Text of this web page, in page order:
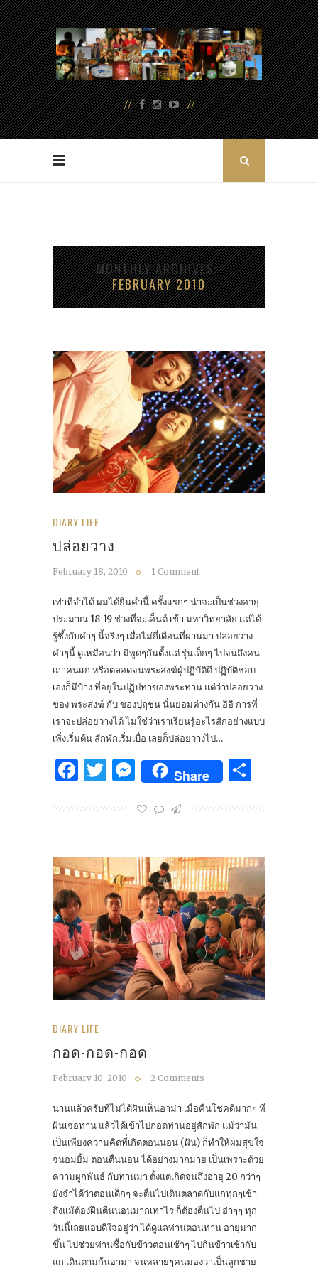
MONTHLY ARCHIVES
FEBRUARY 2010
DIARY LIFE
ปล่อยวาง
February 18, 2010 1 Comment
เท่าที่จำได้ ผมได้ยินคำนี้ ครั้งแรกๆ น่าจะเป็นช่วงอายุ
ประมาณ 18-19 ช่วงที่จะเอ็นต์ เข้า มหาวิทยาลัย แต่ได้
รู้ซึ้งกับคำๆ นี้จริงๆ เมื่อไม่กี่เดือนที่ผ่านมา ปล่อยวาง
คำๆนี้ ดูเหมือนว่า มีพูดๆกันตั้งแต่ รุ่นเด็กๆ ไปจนถึงคน
เถ่าคนแก่ หรือตลอดจนพระสงฆ์ผู้ปฏิบัติดี ปฏิบัติชอบ
เองก็มีบ้าง ที่อยู่ในปฏิปทาของพระท่าน แต่ว่าปล่อยวาง
ของ พระสงฆ์ กับ ของปุถุชน นั่นย่อมต่างกัน อิอิ การที่
เราจะปล่อยวางได้ ไม่ใช่ว่าเราเรียนรู้อะไรสักอย่างแบบ
เพิ่งเริ่มต้น สักพักเริ่มเบื่อ เลยก็ปล่อยวางไป…
Facebook
Twitter
Messenger
Share
DIARY LIFE
กอด-กอด-กอด
February 10, 2010 2 Comments
นานแล้วครับที่ไม่ได้ฝันเห็นอาม่า เมื่อคืนโชคดีมากๆ ที่
ฝันเจอท่าน แล้วได้เข้าไปกอดท่านอยู่สักพัก แม้ว่ามัน
เป็นเพียงความคิดที่่เกิดตอนนอน (ฝัน) ก็ทำให้ผมสุขใจ
จนอมยิ้ม ตอนตื่นนอน ได้อย่างมากมาย เป็นเพราะด้วย
ความผูกพันธ์ กับท่านมา ตั้งแต่เกิดจนถึงอายุ 20 กว่าๆ
ยังจำได้ว่าตอนเด็กๆ จะตื่นไปเดินตลาดกับแกทุกๆเช้า
ถึงแม้ต้องฝืนตื่นนอนมากเท่าไร ก็ต้องตื่นไป ฮ่าๆๆ ทุก
วันนี้เลยแอบดีใจอยู่ว่า ได้ดูแลท่านตอนท่าน อายุมาก
ขึ้น ไปช่วยท่านซื้อกับข้าวตอนเช้าๆ ไปกินข้าวเช้ากับ
แก เดินตามก้นอาม่า จนหลายๆคนมองว่าเป็นลูกชาย